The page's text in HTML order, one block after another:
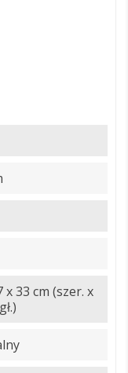
x 33 cm (szer. x